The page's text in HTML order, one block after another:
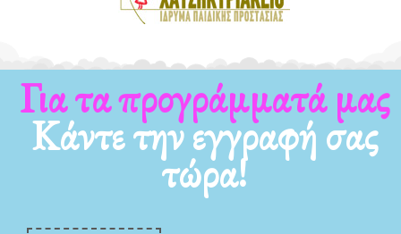
Για τα προγράμματά μας
Κάντε την εγγραφή σας
τώρα!